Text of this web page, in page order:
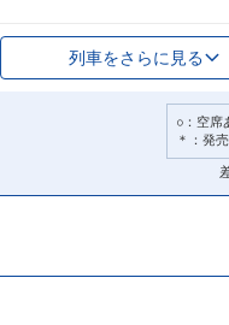
列車をさらに見る
○：空席
＊：発